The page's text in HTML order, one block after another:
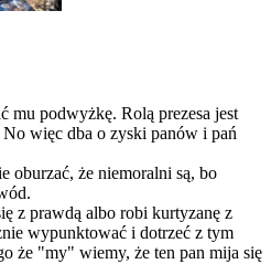
mu podwyżkę. Rolą prezesa jest
więc dba o zyski panów i pań
oburzać, że niemoralni są, bo
z prawdą albo robi kurtyzanę z
wypunktować i dotrzeć z tym
że "my" wiemy, że ten pan mija się